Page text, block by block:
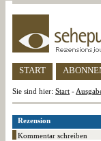
START
Sie sind hier: Start -
Rezension
Kommentar schreiben